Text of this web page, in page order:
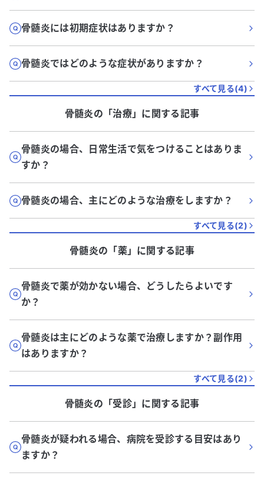
骨髄炎には初期症状はありますか？
骨髄炎ではどのような症状がありますか？
すべて見る(4)
骨髄炎の「治療」に関する記事
骨髄炎の場合、日常生活で気をつけることはありま
すか？
骨髄炎の場合、主にどのような治療をしますか？
すべて見る(2)
骨髄炎の「薬」に関する記事
骨髄炎で薬が効かない場合、どうしたらよいです
か？
骨髄炎は主にどのような薬で治療しますか？副作用
はありますか？
すべて見る(2)
骨髄炎の「受診」に関する記事
骨髄炎が疑われる場合、病院を受診する目安はあり
ますか？